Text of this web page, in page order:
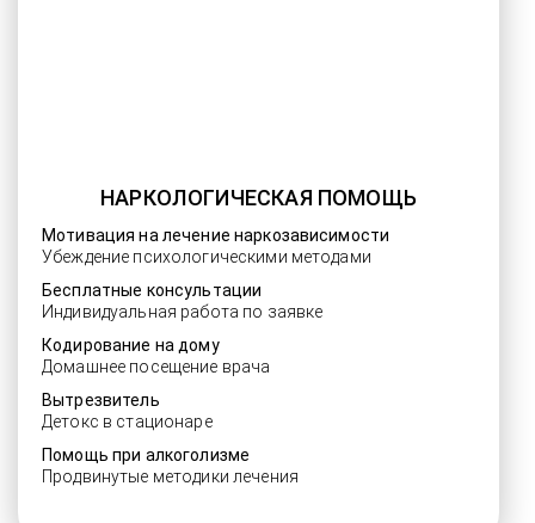
НАРКОЛОГИЧЕСКАЯ ПОМОЩЬ
Мотивация на лечение наркозависимости
Убеждение психологическими методами
Бесплатные консультации
Индивидуальная работа по заявке
Кодирование на дому
Домашнее посещение врача
Вытрезвитель
Детокс в стационаре
Помощь при алкоголизме
Продвинутые методики лечения